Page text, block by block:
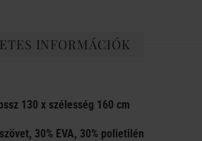
INFORMÁCIÓK
130 x szélesség 160 cm
30% EVA, 30% polietilén